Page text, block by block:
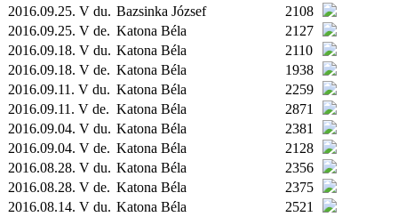
2016.09.25. V du. Bazsinka József
2108
2016.09.25. V de. Katona Béla
2127
2016.09.18. V du. Katona Béla
2110
2016.09.18. V de. Katona Béla
1938
2016.09.11. V du. Katona Béla
2259
2016.09.11. V de. Katona Béla
2871
2016.09.04. V du. Katona Béla
2381
2016.09.04. V de. Katona Béla
2128
2016.08.28. V du. Katona Béla
2356
2016.08.28. V de. Katona Béla
2375
2016.08.14. V du. Katona Béla
2521